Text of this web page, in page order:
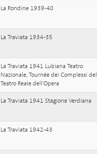
La Rondine 1939-40
La Traviata 1934-35
La Traviata 1941 Lubiana Teatro
Nazionale, Tournée dei Complessi del
Teatro Reale dell'Opera
La Traviata 1941 Stagione Verdiana
La Traviata 1942-43